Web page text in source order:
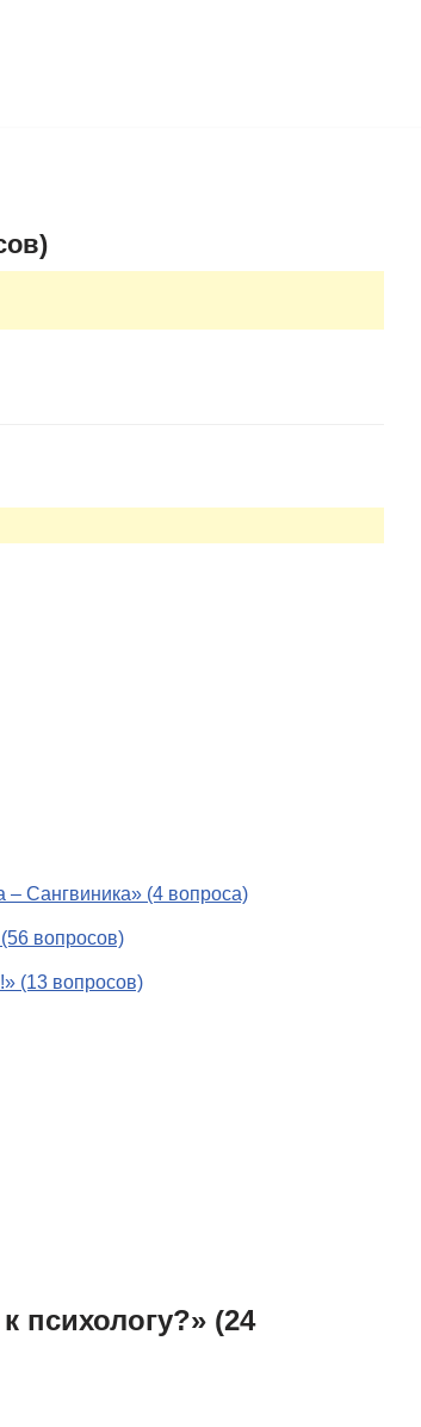
– Сангвиника» (4 вопроса)
вопросов)
(13 вопросов)
психологу?» (24